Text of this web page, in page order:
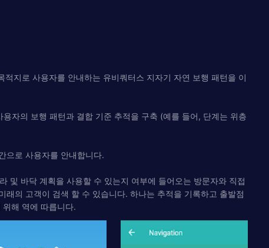
지로 사용자를 안내하는 유비쿼터스 지자기 자연 보행 패턴을 이
자의 보행 패턴과 결합 기준 추적을 구축 (예를 들어, 단계는 위층
으로 사용자를 안내합니다.
및 바닥 계획을 사용할 수 있는지 여부에 들어오는 방문자와 직접
의 고객이 검색 할 수 있습니다. 하나는 추적을 기록하고 출발점
해 역에 따릅니다.